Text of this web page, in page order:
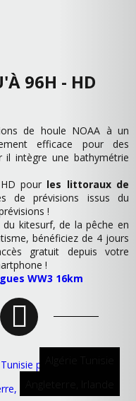
96H - HD
de houle NOAA à un
efficace pour des
il intègre une bathymétrie
pour les littoraux de
de prévisions issus du
!
kitesurf, de la pêche en
bénéficiez de 4 jours
gratuit depuis votre
!
WW3 16km